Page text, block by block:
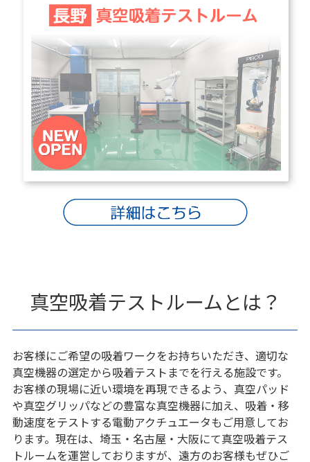
真空吸着テストルームとは？
お客様にご希望の吸着ワークをお持ちいただき、適切な
真空機器の選定から吸着テストまでを行える施設です。
お客様の現場に近い環境を再現できるよう、真空パッド
や真空グリッパなどの豊富な真空機器に加え、吸着・移
動速度をテストする電動アクチュエータもご用意してお
ります。現在は、埼玉・名古屋・大阪にて真空吸着テス
トルームを運営しておりますが、遠方のお客様もぜひご